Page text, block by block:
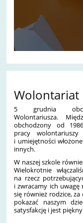
Wolontariat
5 grudnia
Wolontariusza.
obchodzony od
pracy
wolontariuszy
i umiejętności
innych.
W naszej szkole
Wielokrotnie
na rzecz
i zwracamy ich
się również rodzice,
pokazać naszym
satysfakcję i jest